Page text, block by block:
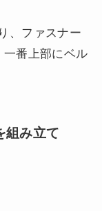
、ファスナー
番上部にベル
組み立て